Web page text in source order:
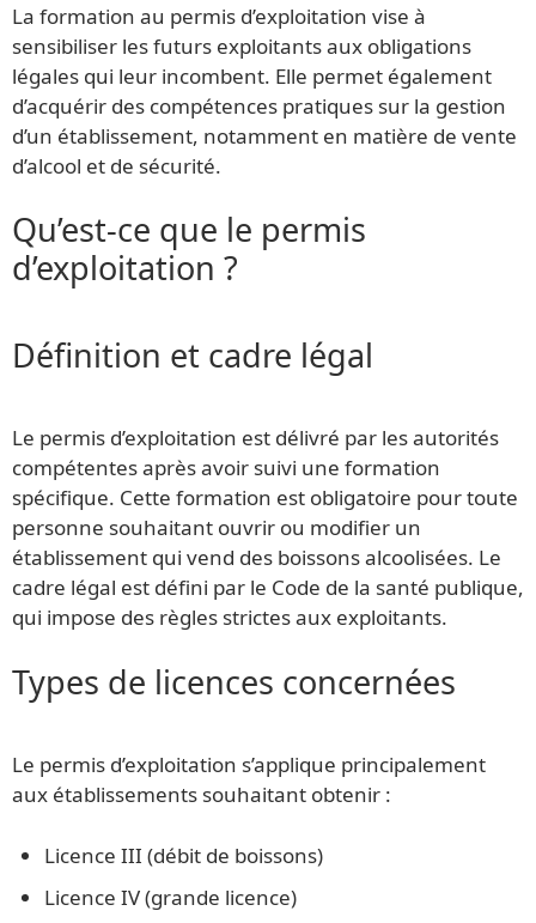
La formation au permis d’exploitation vise à
sensibiliser les futurs exploitants aux obligations
légales qui leur incombent. Elle permet également
d’acquérir des compétences pratiques sur la gestion
d’un établissement, notamment en matière de vente
d’alcool et de sécurité.
Qu’est-ce que le permis
d’exploitation ?
Définition et cadre légal
Le permis d’exploitation est délivré par les autorités
compétentes après avoir suivi une formation
spécifique. Cette formation est obligatoire pour toute
personne souhaitant ouvrir ou modifier un
établissement qui vend des boissons alcoolisées. Le
cadre légal est défini par le Code de la santé publique,
qui impose des règles strictes aux exploitants.
Types de licences concernées
Le permis d’exploitation s’applique principalement
aux établissements souhaitant obtenir :
Licence III (débit de boissons)
Licence IV (grande licence)